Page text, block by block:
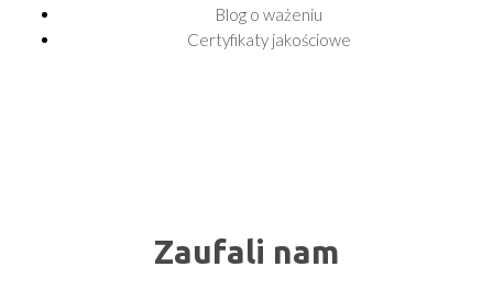
Blog o ważeniu
Certyfikaty jakościowe
Zaufali nam